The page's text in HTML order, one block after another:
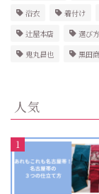
浴衣
着付け
辻屋本店
選び方
鬼丸昌也
黒田
人気
1